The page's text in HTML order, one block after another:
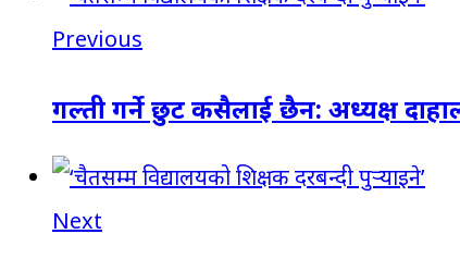
Previous
गल्ती गर्ने छुट कसैलाई छैन: अध्यक्ष
Next